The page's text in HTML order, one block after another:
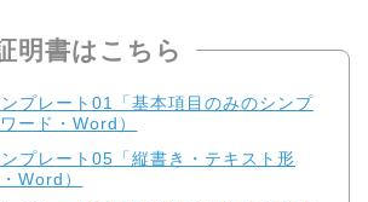
明書はこちら
プレート01「基本項目のみのシンプ
ード・Word）
プレート05「縦書き・テキスト形
Word）